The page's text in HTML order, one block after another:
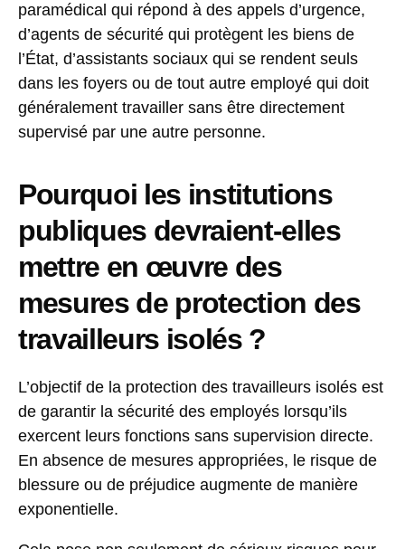
paramédical qui répond à des appels d’urgence,
d’agents de sécurité qui protègent les biens de
l’État, d’assistants sociaux qui se rendent seuls
dans les foyers ou de tout autre employé qui doit
généralement travailler sans être directement
supervisé par une autre personne.
Pourquoi les institutions
publiques devraient-elles
mettre en œuvre des
mesures de protection des
travailleurs isolés ?
L’objectif de la protection des travailleurs isolés est
de garantir la sécurité des employés lorsqu’ils
exercent leurs fonctions sans supervision directe.
En absence de mesures appropriées, le risque de
blessure ou de préjudice augmente de manière
exponentielle.